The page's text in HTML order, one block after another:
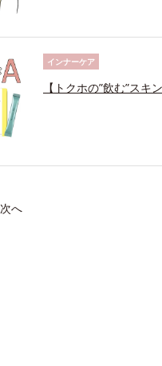
インナーケア
【トクホの”飲む”ス
次へ